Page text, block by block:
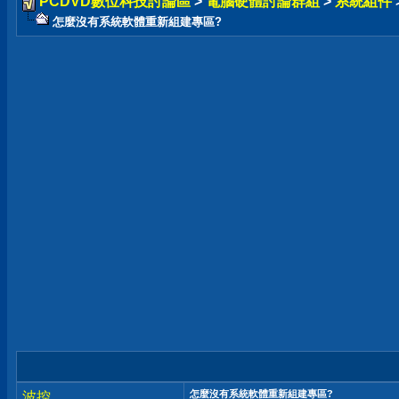
怎麼沒有系統軟體重新組建專區?
怎麼沒有系統軟體重新組建專區?